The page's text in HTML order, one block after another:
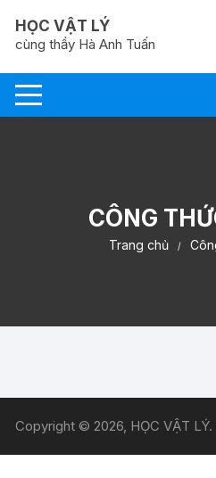
nội
dung
HỌC VẬT LÝ
cùng thầy Hà Anh Tuấn
CÔNG
Trang chủ
Copyright © 2026, HỌC VẬT